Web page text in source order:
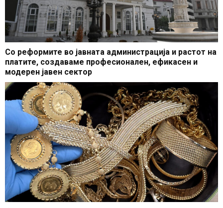
Со реформите во јавната администрација и растот на
платите, создаваме професионален, ефикасен и
модерен јавен сектор